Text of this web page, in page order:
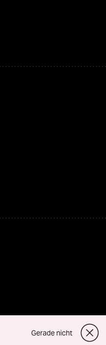
Gerade nicht